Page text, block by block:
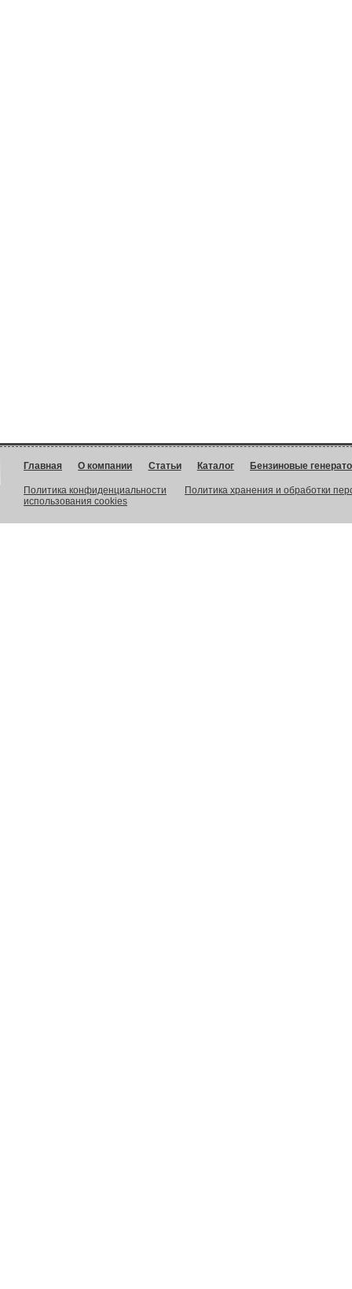
Главная О компании Статьи Каталог Бензиновые
Политика конфиденциальности
Политика хранения и обработки
использования cookies